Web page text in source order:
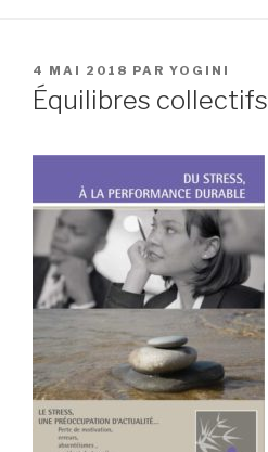
PUBLIÉ
LE
4 MAI 2018 PAR YOGINI
Équilibres collectifs